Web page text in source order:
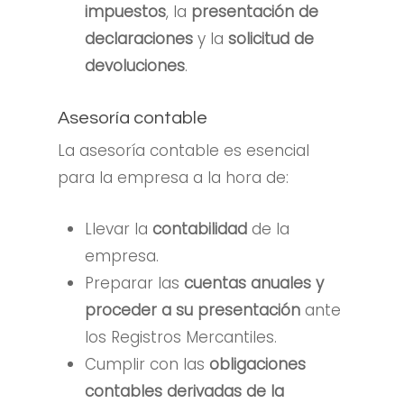
impuestos, la presentación de
declaraciones y lasolicitud de
devoluciones.
Asesoría contable
La asesoría contable es esencial
para la empresa a la hora de:
Llevar lacontabilidad de la
empresa.
Preparar lascuentas anuales y
proceder a su presentación ante
los Registros Mercantiles.
Cumplir con lasobligaciones
contables derivadas de la